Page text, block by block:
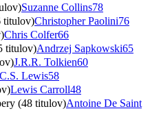
Suzanne Collins78
titulov)Christopher Paolini76
Chris Colfer66
titulov)Andrzej Sapkowski65
J.R.R. Tolkien60
C.S. Lewis58
Lewis Carroll48
(48 titulov)Antoine De Saint